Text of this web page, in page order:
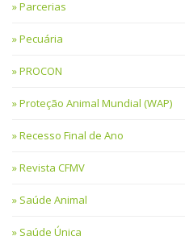
Parcerias
Pecuária
PROCON
Proteção Animal Mundial (WAP)
Recesso Final de Ano
Revista CFMV
Saúde Animal
Saúde Única